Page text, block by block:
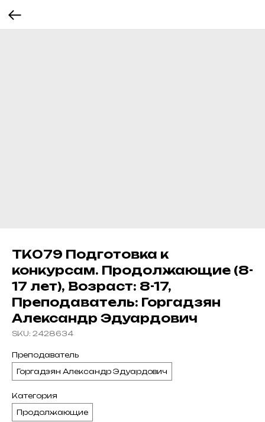
ТК079 Подготовка к
конкурсам. Продолжающие (8-
17 лет), Возраст: 8-17,
Преподаватель: Горгадзян
Александр Эдуардович
SKU: 2428634
Преподаватель
Горгадзян Александр Эдуардович
Категория
Продолжающие